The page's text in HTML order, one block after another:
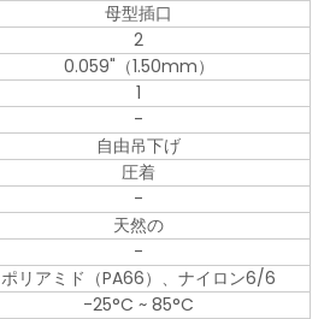
母型插口
2
0.059"（1.50mm）
1
-
自由吊下げ
圧着
-
天然の
-
ポリアミド（PA66）、ナイロン6/6
-25°C ~ 85°C